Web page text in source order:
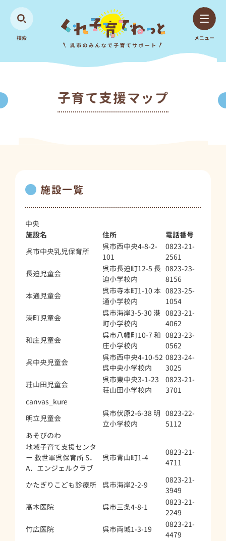
検索 メニュー
子育て支援マップ
施設一覧
中央
施設名
住所
電話番号
呉市中央乳児保育所
呉市西中央4-8-2-
101
0823-21-
2561
長迫児童会
呉市長迫町12-5 長
迫小学校内
0823-23-
8156
本通児童会
呉市寺本町1-10 本
通小学校内
0823-25-
1054
港町児童会
呉市海岸3-5-30 港
町小学校内
0823-21-
4062
和庄児童会
呉市八幡町10-7 和
庄小学校内
0823-23-
0562
呉中央児童会
呉市西中央4-10-52
呉中央小学校内
0823-24-
3025
荘山田児童会
呉市東中央3-1-23
荘山田小学校内
0823-21-
3701
canvas_kure
明立児童会
呉市伏原2-6-38 明
立小学校内
0823-22-
5112
あそびのわ
地域子育て支援センタ
ー 救世軍呉保育所 S．
A．エンジェルクラブ
呉市青山町1-4
0823-21-
4711
かたぎりこども診療所 呉市海岸2-2-9
0823-21-
3949
髙木医院
呉市三条4-8-1
0823-21-
2249
竹広医院
呉市両城1-3-19
0823-21-
4479